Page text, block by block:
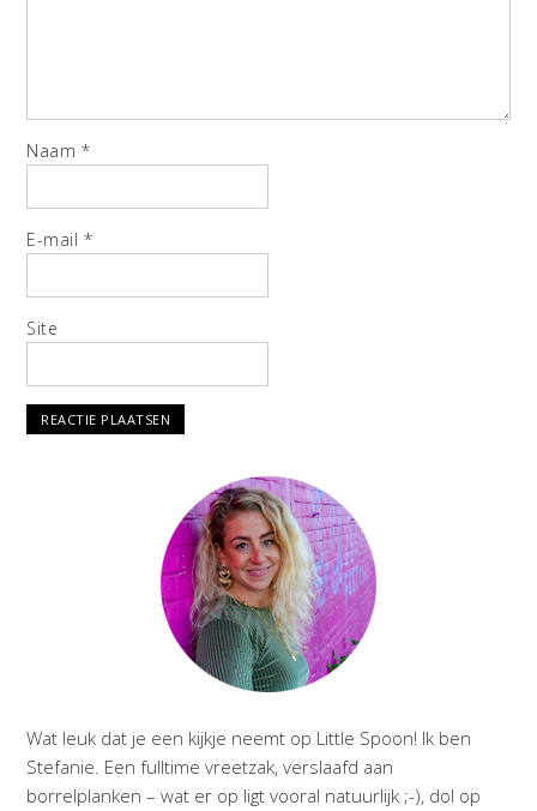
Naam *
E-mail *
Site
Wat leuk dat je een kijkje neemt op Little Spoon! Ik ben
Stefanie. Een fulltime vreetzak, verslaafd aan
borrelplanken – wat er op ligt vooral natuurlijk ;-), dol op